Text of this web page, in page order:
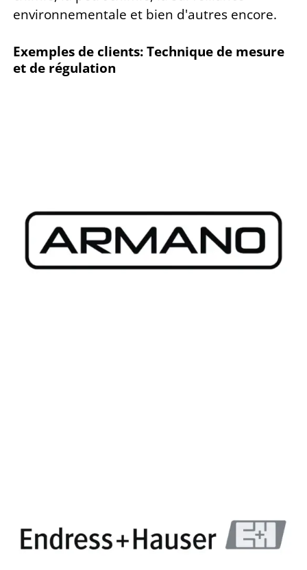
environnementale et bien d'autres encore.
Exemples de clients: Technique de mesure
et de régulation